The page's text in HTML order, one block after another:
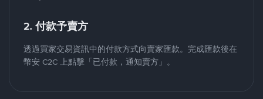
2. 付款予賣方
透過買家交易資訊中的付款方式向賣家匯款。完成匯款後在
幣安 C2C 上點擊「已付款，通知賣方」。